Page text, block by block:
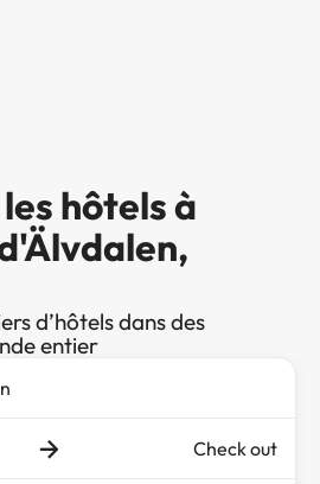
hôtels à
d’hôtels dans des
entier
Check out